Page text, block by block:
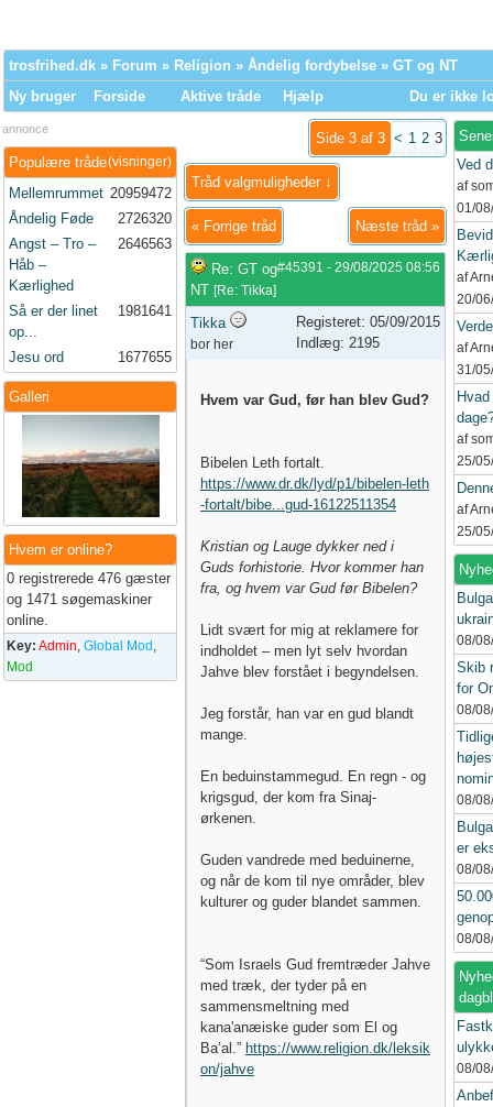
trosfrihed.dk » Forum » Religion » Åndelig fordybelse » GT og NT
Ny bruger
Forside Aktive tråde Hjælp Du er ikke
annonce
(visninger)
Populære tråde
Mellemrummet 20959472
Åndelig Føde
2726320
Angst – Tro –
Håb –
Kærlighed
2646563
Så er der linet
op...
1981641
Jesu ord 1677655
Galleri
Hvem er online?
0 registrerede 476 gæster
og 1471 søgemaskiner
online.
Key: Admin, Global Mod ,
Mod
Side 3 af 3 < 1 2 3
Tråd valgmuligheder ↓
« Forrige tråd Næste tråd »
#45391 - 29/08/2025 08:56
Re: GT og
NT [Re: Tikka]
Tikka
bor her
Registeret: 05/09/2015
Indlæg: 2195
Hvem var Gud, før han blev Gud?
Bibelen Leth fortalt.
https://www.dr.dk/lyd/p1/bibelen-leth
-fortalt/bibe...gud-16122511354
Kristian og Lauge dykker ned i
Guds forhistorie. Hvor kommer han
fra, og hvem var Gud før Bibelen?
Lidt svært for mig at reklamere for
indholdet – men lyt selv hvordan
Jahve blev forstået i begyndelsen.
Jeg forstår, han var en gud blandt
mange.
En beduinstammegud. En regn - og
krigsgud, der kom fra Sinaj-
ørkenen.
Guden vandrede med beduinerne,
og når de kom til nye områder, blev
kulturer og guder blandet sammen.
“Som Israels Gud fremtræder Jahve
med træk, der tyder på en
sammensmeltning med
kana'anæiske guder som El og
Ba’al.” https://www.religion.dk/leksik
on/jahve
Ved
af
01/
af
20/
af
31/
af
25/
af
25/
08/
Skib
for
08/
08/
er
08/
08/
08/